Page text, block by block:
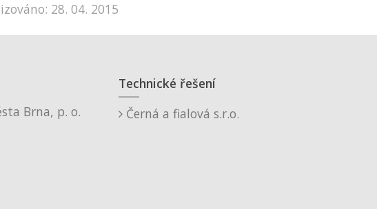
28. 04. 2015
Brna, p. o.
Technické řešení
Černá a fialová s.r.o.